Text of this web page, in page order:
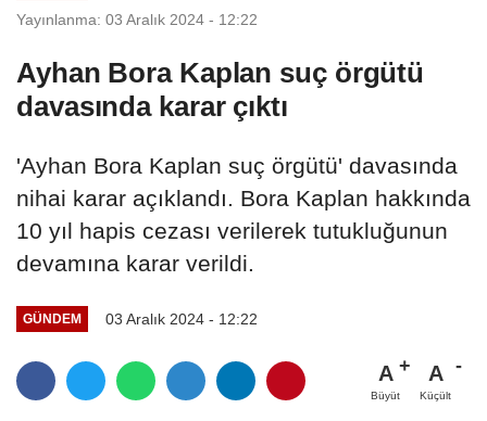
Yayınlanma: 03 Aralık 2024 - 12:22
Ayhan Bora Kaplan suç örgütü
davasında karar çıktı
'Ayhan Bora Kaplan suç örgütü' davasında
nihai karar açıklandı. Bora Kaplan hakkında
10 yıl hapis cezası verilerek tutukluğunun
devamına karar verildi.
GÜNDEM 03 Aralık 2024 - 12:22
A
Büyüt
A
Küçült